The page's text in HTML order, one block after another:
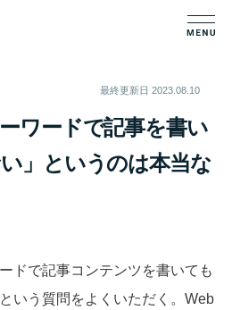
最終更新日 2023.08.10
ワードで記事を書い
」というのは本当な
ドで記事コンテンツを書いても
いう質問をよくいただく。Web